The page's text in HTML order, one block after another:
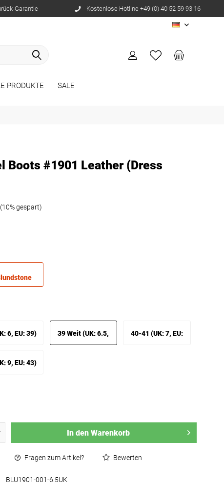
Garantie Kostenlose Hotline +49 (0) 40 52 59 93 16
DE
PRODUKTE SALE
Boots #1901 Leather (Dress
(10% gespart)
6, EU: 39) 39 Weit (UK: 6.5, 40-41 (UK: 7, EU:
9, EU: 43)
In den Warenkorb
Fragen zum Artikel? Bewerten
BLU1901-001-6.5UK